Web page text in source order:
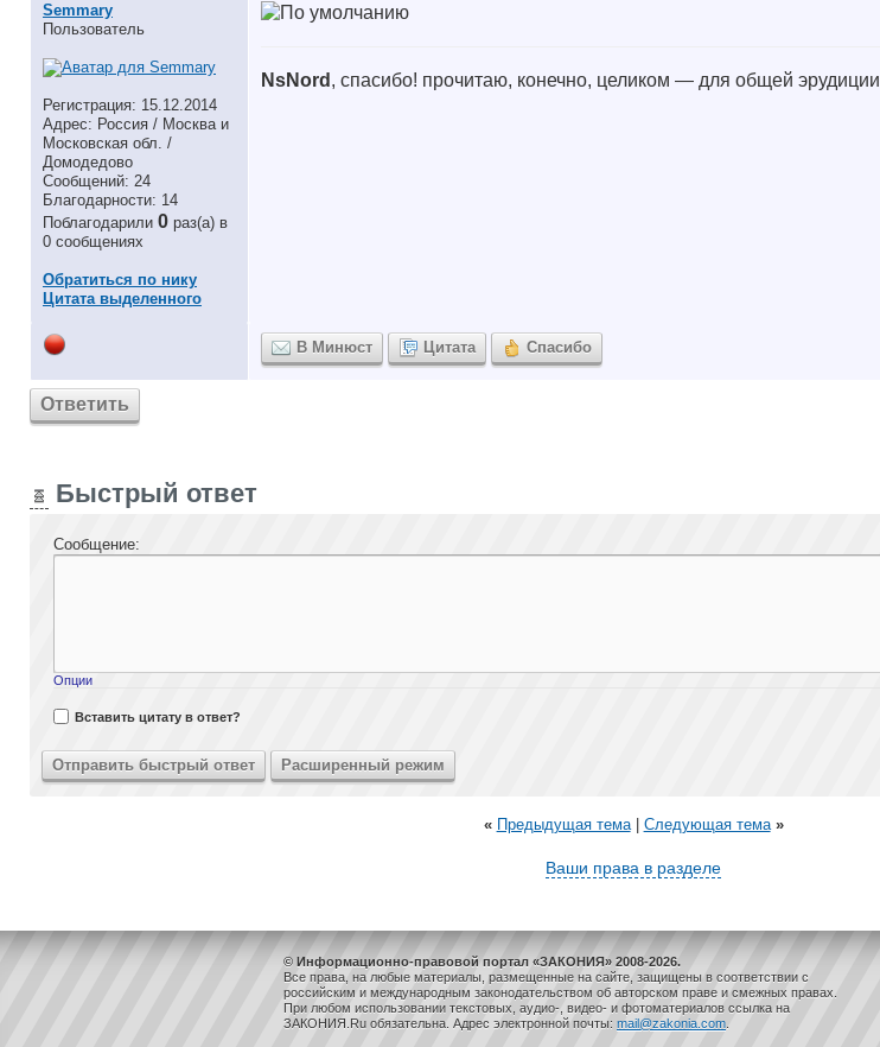
Semmary
Пользователь
Регистрация: 15.12.2014
Адрес: Россия / Москва и
Московская обл. /
Домодедово
Сообщений: 24
Благодарности: 14
Поблагодарили 0 раз(а) в
0 сообщениях
Обратиться по нику
Цитата выделенного
NsNord , спасибо! прочитаю, конечно, целиком — для общей эрудиции
В Минюст Цитата Спасибо
Ответить
Быстрый ответ
Сообщение:
Опции
Вставить цитату в ответ?
« Предыдущая тема| Следующая тема »
Ваши права в разделе
© Информационно-правовой портал «ЗАКОНИЯ» 2008-2026.
Все права, на любые материалы, размещенные на сайте, защищены в соответствии с
российским и международным законодательством об авторском праве и смежных правах.
При любом использовании текстовых, аудио-, видео- и фотоматериалов ссылка на
ЗАКОНИЯ.Ru обязательна. Адрес электронной почты: mail@zakonia.com